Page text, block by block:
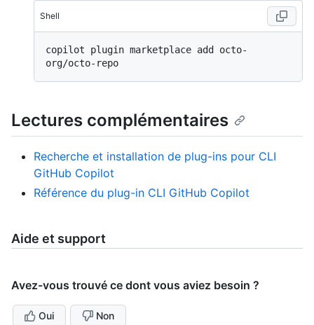
Shell
copilot plugin marketplace add octo-
Lectures complémentaires
Recherche et installation de plug-ins pour CLI
GitHub Copilot
Référence du plug-in CLI GitHub Copilot
Aide et support
Avez-vous trouvé ce dont vous aviez besoin ?
Oui Non